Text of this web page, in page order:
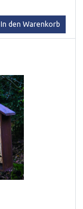
In den Warenkorb